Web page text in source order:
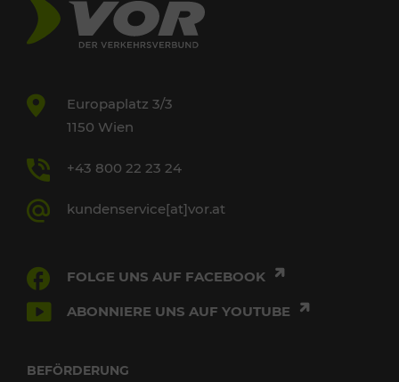
Europaplatz 3/3
1150 Wien
+43 800 22 23 24
kundenservice[at]vor.at
FOLGE UNS AUF FACEBOOK
ABONNIERE UNS AUF YOUTUBE
BEFÖRDERUNG